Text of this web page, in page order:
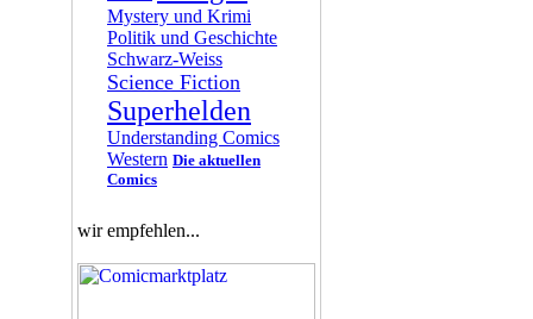
Mystery und Krimi
Politik und Geschichte
Schwarz-Weiss
Science Fiction
Superhelden
Understanding Comics
Western Die aktuellen
Comics
wir empfehlen...